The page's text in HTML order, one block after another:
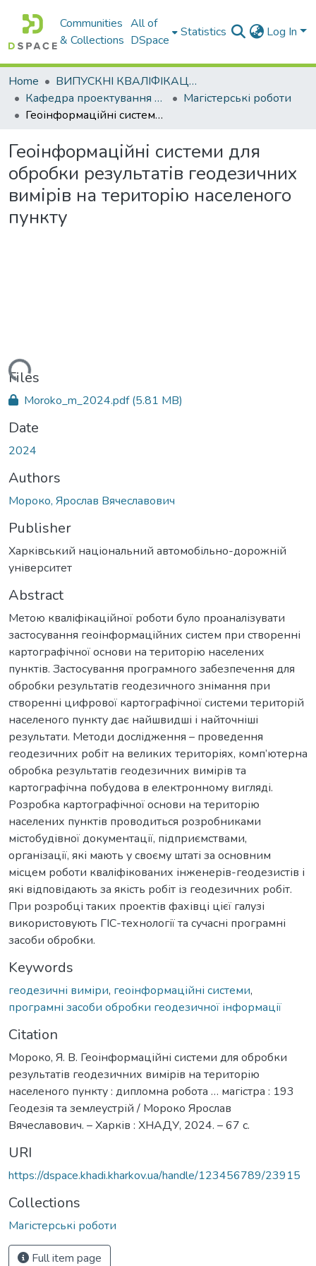
Communities
& Collections
All of
DSpace
Statistics Log In
Home
ВИПУСКНІ КВАЛІФІКАЦІЙНІ РОБОТИ
Кафедра проектування доріг, геодезії і землеустрою
Магістерські роботи
Геоінформаційні системи для обробки результатів геодезичних вимірів на територію населеного пункту
Геоінформаційні системи для
обробки результатів геодезичних
вимірів на територію населеного
пункту
Files
Moroko_m_2024.pdf(5.81 MB)
Date
2024
Authors
Мороко, Ярослав Вячеславович
Publisher
Харківський національний автомобільно-дорожній
університет
Abstract
Метою кваліфікаційної роботи було проаналізувати
застосування геоінформаційних систем при створенні
картографічної основи на територію населених
пунктів. Застосування програмного забезпечення для
обробки результатів геодезичного знімання при
створенні цифрової картографічної системи територій
населеного пункту дає найшвидші і найточніші
результати. Методи дослідження – проведення
геодезичних робіт на великих територіях, комп’ютерна
обробка результатів геодезичних вимірів та
картографічна побудова в електронному вигляді.
Розробка картографічної основи на територію
населених пунктів проводиться розробниками
містобудівної документації, підприємствами,
організації, які мають у своєму штаті за основним
місцем роботи кваліфікованих інженерів-геодезистів і
які відповідають за якість робіт із геодезичних робіт.
При розробці таких проектів фахівці цієї галузі
використовують ГІС-технології та сучасні програмні
засоби обробки.
Keywords
геодезичні виміри, геоінформаційні системи,
програмні засоби обробки геодезичної інформації
Citation
Мороко, Я. В. Геоінформаційні системи для обробки
результатів геодезичних вимірів на територію
населеного пункту : дипломна робота … магістра : 193
Геодезія та землеустрій / Мороко Ярослав
Вячеславович. – Харків : ХНАДУ, 2024. – 67 с.
URI
https://dspace.khadi.kharkov.ua/handle/123456789/23915
Collections
Магістерські роботи
Full item page